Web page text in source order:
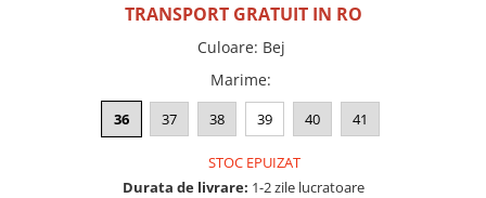
TRANSPORT GRATUIT IN RO
Culoare: Bej
Marime:
36 37 38 39 40 41
STOC EPUIZAT
Durata de livrare: 1-2 zile lucratoare